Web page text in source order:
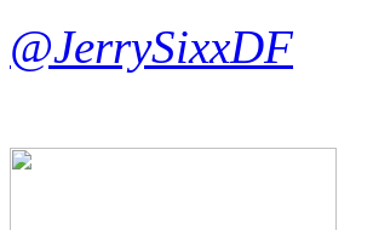
@JerrySixxDF